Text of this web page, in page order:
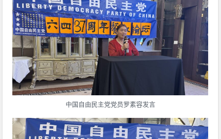
中国自由民主党党员罗素容发言